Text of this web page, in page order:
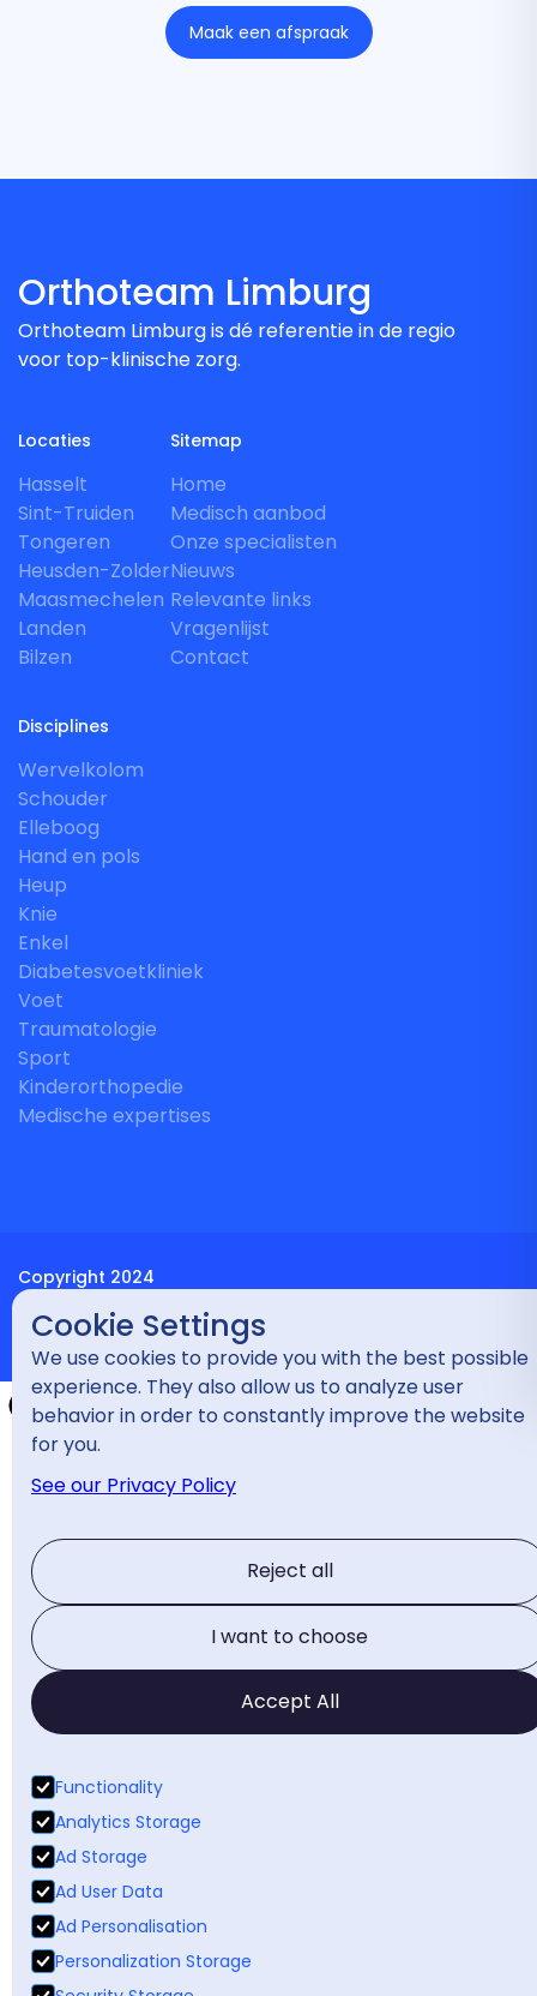
Maak een afspraak
Orthoteam Limburg
Orthoteam Limburg is dé referentie in de regio
voor top-klinische zorg.
Locaties
Hasselt
Sint-Truiden
Tongeren
Heusden-Zolder
Maasmechelen
Landen
Bilzen
Sitemap
Home
Medisch aanbod
Onze specialisten
Nieuws
Relevante links
Vragenlijst
Contact
Disciplines
Wervelkolom
Schouder
Elleboog
Hand en pols
Heup
Knie
Enkel
Diabetesvoetkliniek
Voet
Traumatologie
Sport
Kinderorthopedie
Medische expertises
Copyright 2024
Privacybeleid
Cookie Settings
We use cookies to provide you with the best possible
experience. They also allow us to analyze user
behavior in order to constantly improve the website
for you.
See our Privacy Policy
Reject all
I want to choose
Accept All
Functionality
Analytics Storage
Ad Storage
Ad User Data
Ad Personalisation
Personalization Storage